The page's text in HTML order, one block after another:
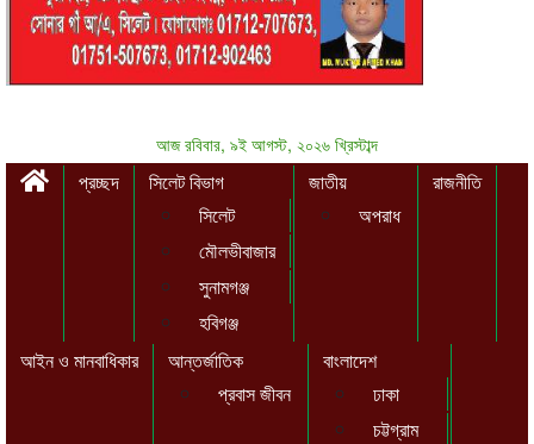
আজ রবিবার, ৯ই আগস্ট, ২০২৬ খ্রিস্টাব্দ
প্রচ্ছদ
সিলেট বিভাগ
সিলেট
মৌলভীবাজার
সুনামগঞ্জ
হবিগঞ্জ
জাতীয়
অপরাধ
রাজনীতি
আইন ও মানবাধিকার
আন্তর্জাতিক
প্রবাস জীবন
বাংলাদেশ
ঢাকা
চট্টগ্রাম